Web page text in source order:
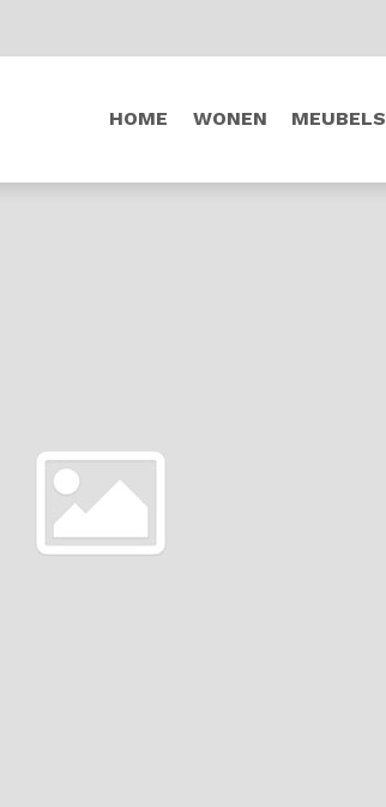
HOME WONEN MEUBELS